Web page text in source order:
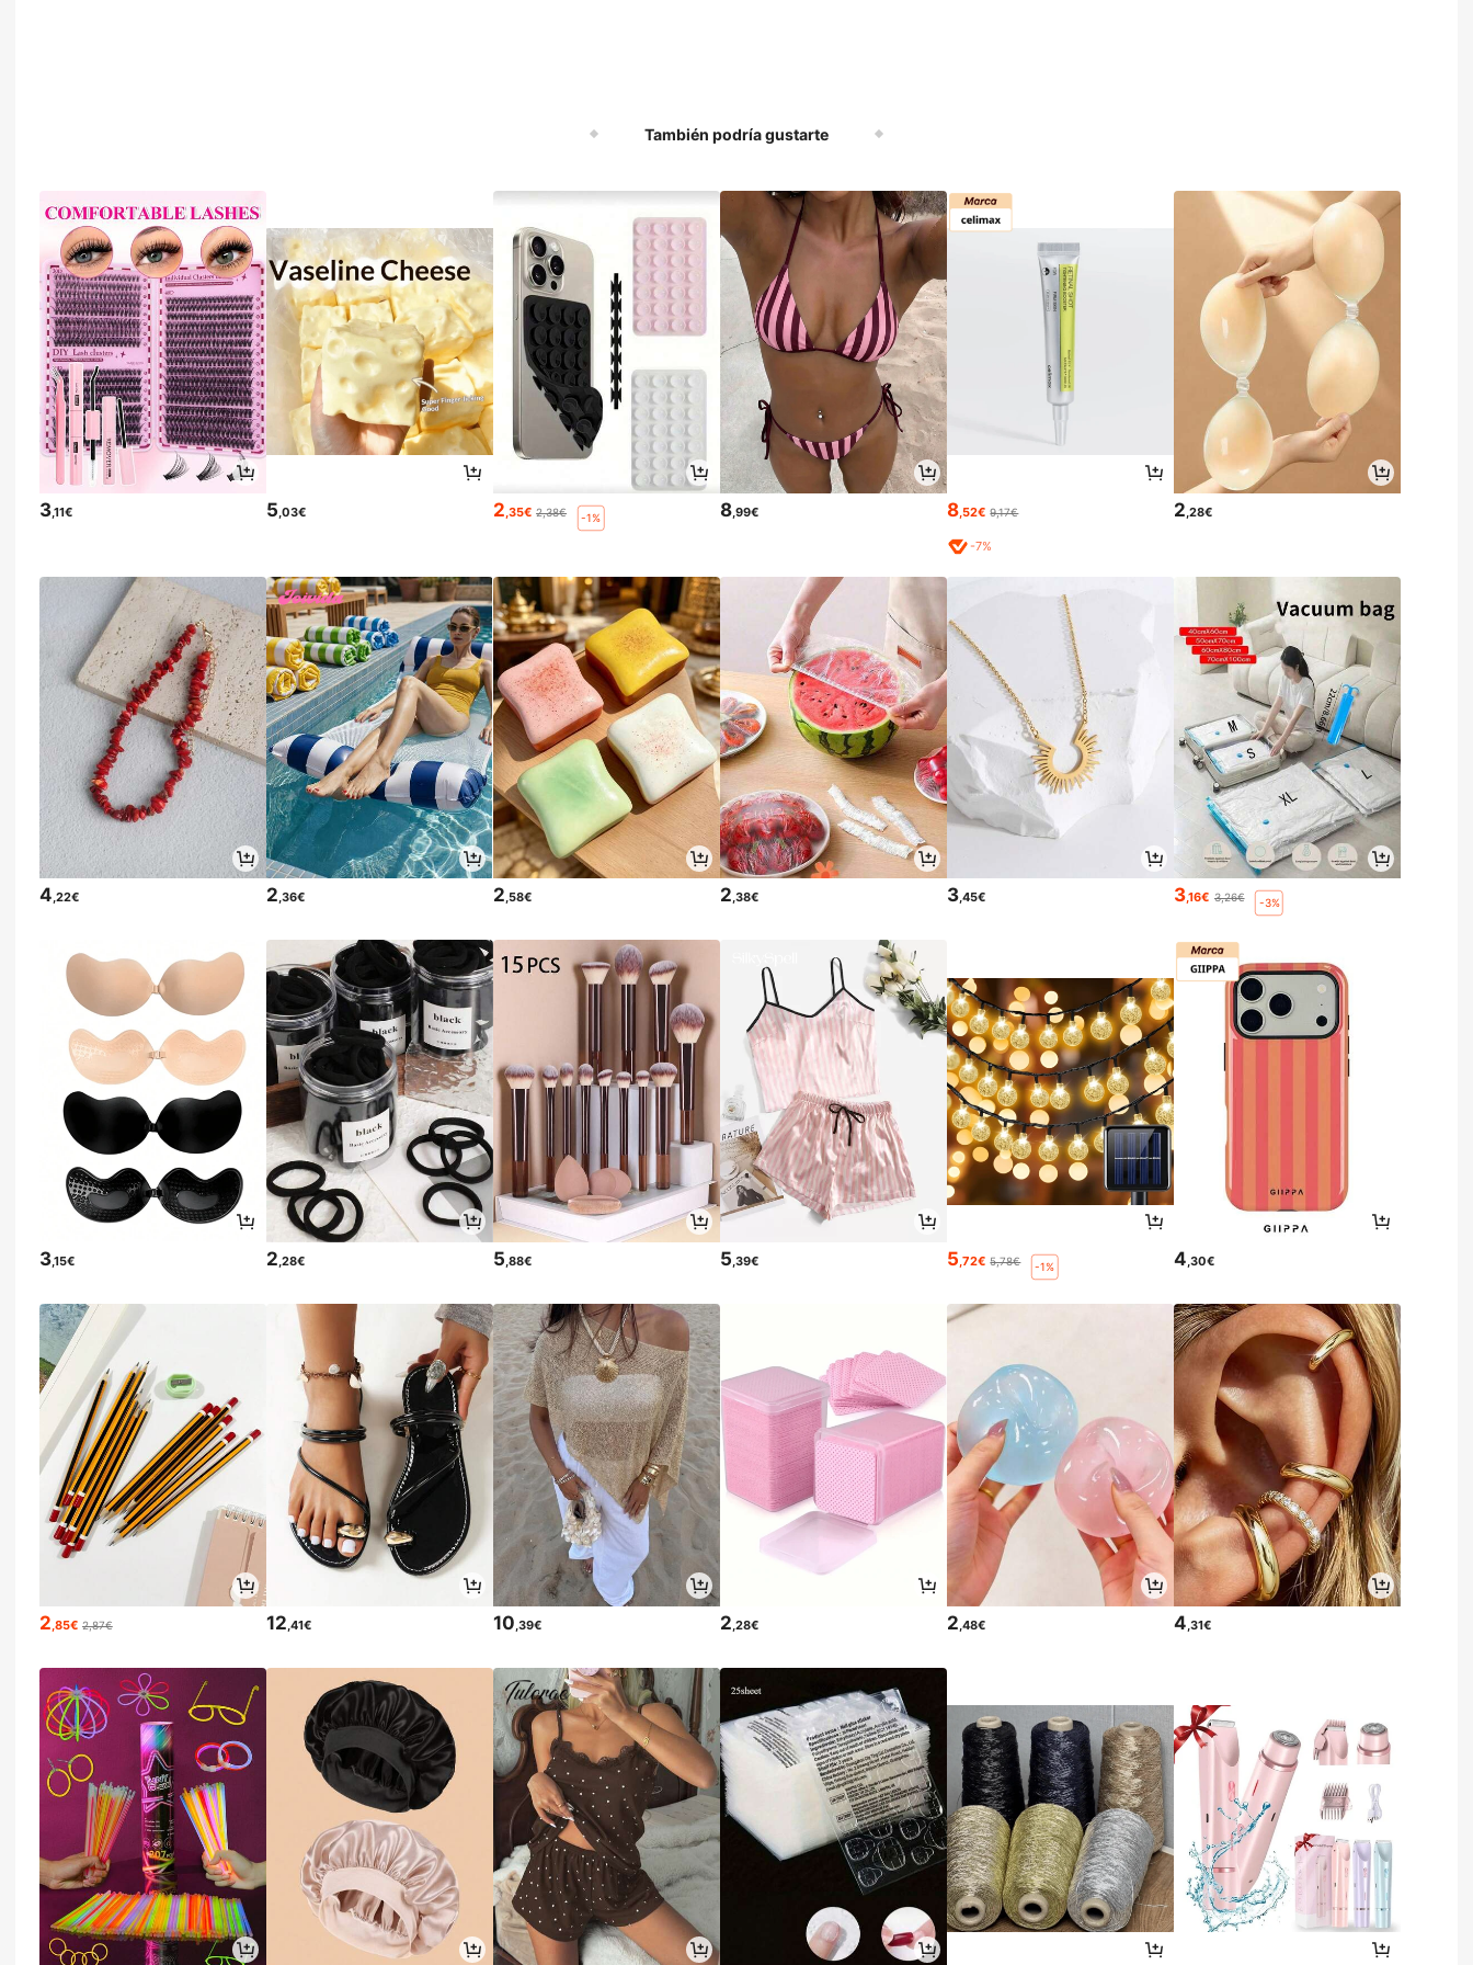
También podría gustarte
3,11€ 5 ,03€ 2 ,35€ 2,38€ -1% 8,99€ 8 ,52€ 9,17€
-7%
2 ,28€
4,22€ 2,36€ 2,58€ 2,38€ 3,45€ 3,16€ 3,26€ -3%
3,15€ 2,28€ 5,88€ 5,39€ 5,72€ 5,78€ -1% 4,30€
2 ,85€ 2,87€ 12 ,41€ 10 ,39€ 2 ,28€ 2 ,48€ 4 ,31€